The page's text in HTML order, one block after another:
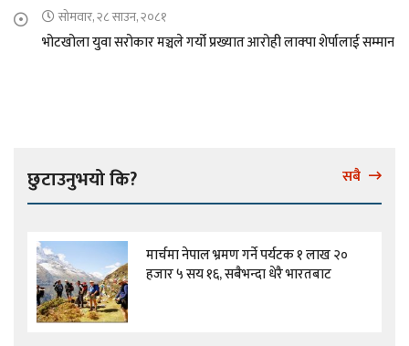
सोमवार, २८ साउन, २०८१
भोटखोला युवा सरोकार मञ्चले गर्यो प्रख्यात आरोही लाक्पा शेर्पालाई सम्मान
छुटाउनुभयो कि? सबै
मार्चमा नेपाल भ्रमण गर्ने पर्यटक १ लाख २०
हजार ५ सय १६, सबैभन्दा धेरै भारतबाट